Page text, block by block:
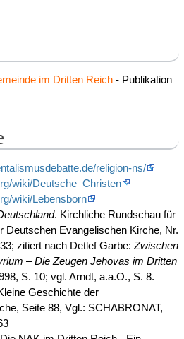
im Dritten Reich - Publikation
religion-ns/
wiki/Deutsche_Christen
wiki/Lebensborn
. Kirchliche Rundschau für
Deutschen Evangelischen Kirche, Nr.
zitiert nach Detlef Garbe: Zwischen
– Die Zeugen Jehovas im Dritten
S. 10; vgl. Arndt, a.a.O., S. 8.
Geschichte der
Seite 88, Vgl.: SCHABRONAT,